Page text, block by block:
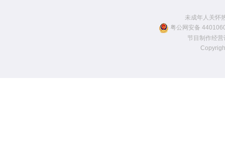
未成年人关怀
粤公网安备
节目制作经